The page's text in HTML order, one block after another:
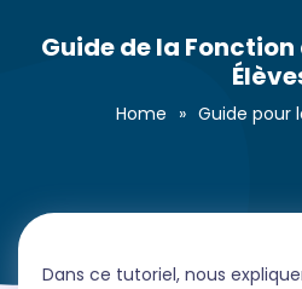
Guide de la Fonction
Home » Guide pour
Dans ce tutoriel, nous